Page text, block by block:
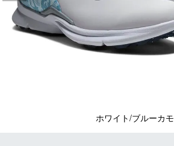
ホワイト/ブルーカモ